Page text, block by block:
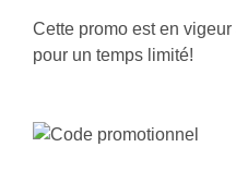
Cette promo est en
pour un temps limité!